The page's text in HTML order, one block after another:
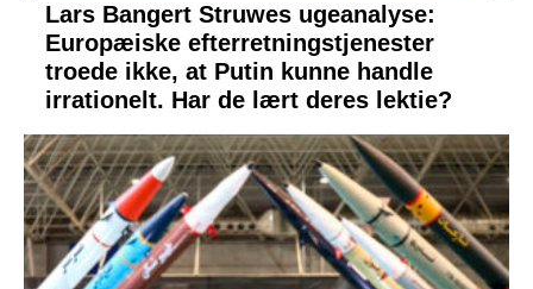
Lars Bangert Struwes ugeanalyse:
Europæiske efterretningstjenester
troede ikke, at Putin kunne handle
irrationelt. Har de lært deres lektie?